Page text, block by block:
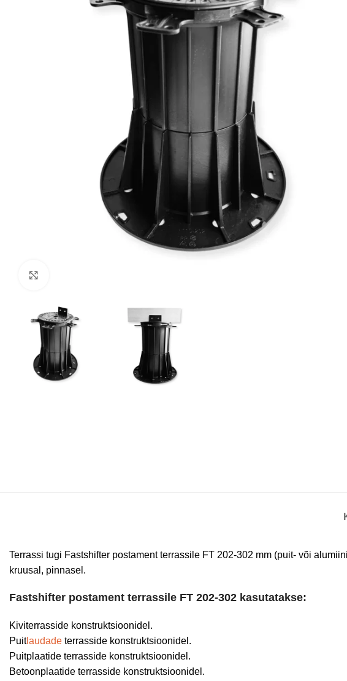
Terrassi tugi Fastshifter postament terrassile FT 202-302 mm (puit- või
kruusal, pinnasel.
Fastshifter postament terrassile FT 202-302 kasutatakse:
Kiviterrasside konstruktsioonidel.
Puitlaudade terrasside konstruktsioonidel.
Puitplaatide terrasside konstruktsioonidel.
Betoonplaatide terrasside konstruktsioonidel.